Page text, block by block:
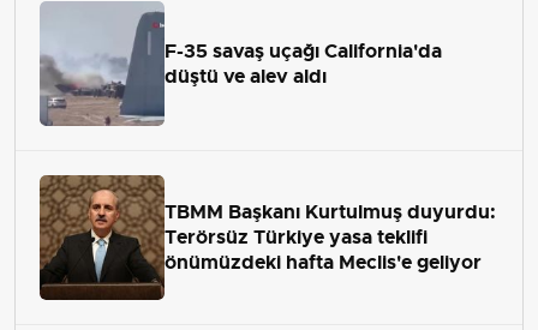
F-35 savaş uçağı California'da
düştü ve alev aldı
TBMM Başkanı Kurtulmuş duyurdu:
Terörsüz Türkiye yasa teklifi
önümüzdeki hafta Meclis'e geliyor